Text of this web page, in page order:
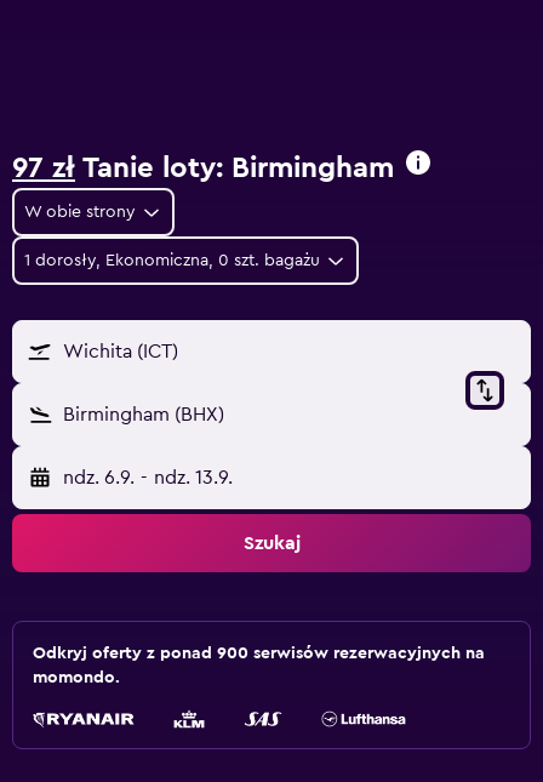
97 zł Tanie loty: Birmingham
W obie strony
1 dorosły, Ekonomiczna, 0 szt. bagażu
Wichita (ICT)
Birmingham (BHX)
ndz. 6.9. - ndz. 13.9.
Szukaj
Odkryj oferty z ponad 900 serwisów rezerwacyjnych na
momondo.